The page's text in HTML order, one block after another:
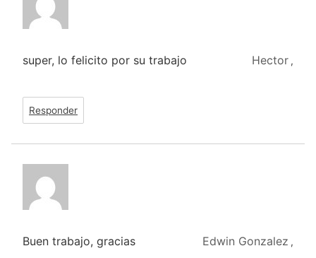
Hector ,
super, lo felicito por su trabajo
Responder
Edwin Gonzalez ,
Buen trabajo, gracias